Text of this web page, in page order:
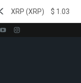
1.03 Tether